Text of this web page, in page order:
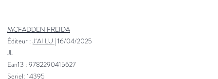
MCFADDEN FREIDA
Éditeur :J´AI LU 16/04/2025
JL
Ean13 : 9782290415627
Seriel: 14395